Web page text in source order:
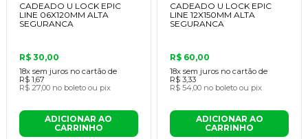
CADEADO U LOCK EPIC
LINE 06X120MM ALTA
SEGURANCA
R$ 30,00
18x sem juros no cartão de
R$ 1,67
R$ 27,00 no boleto ou pix
ADICIONAR AO
CARRINHO
CADEADO U LOCK EPIC
LINE 12X150MM ALTA
SEGURANCA
R$ 60,00
18x sem juros no cartão de
R$ 3,33
R$ 54,00 no boleto ou pix
ADICIONAR AO
CARRINHO